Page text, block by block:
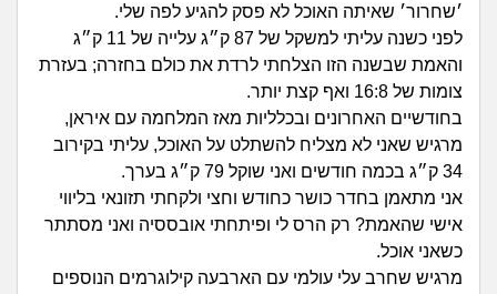
זוגיות
הורות ומשפחה
מתבגרים
מהבקו"ם... ועד מתי?!
חיפוש שאלות
׳שחרור׳ שאיתה האוכל לא פסק להגיע לפה שלי.
לפני כשנה עליתי למשקל של 87 ק״ג עלייה של 11 ק״ג
והאמת שבשנה הזו הצלחתי לרדת את כולם בחזרה; בעזרת
צומות של 16:8 ואף קצת יותר.
בחודשיים האחרונים ובכלליות מאז המלחמה עם איראן,
מרגיש שאני לא מצליח להשתלט על האוכל, עליתי בקירוב
34 ק״ג בכמה חודשים ואני שוקל 79 ק״ג בערך.
אני מתאמן בחדר כושר כחודש וחצי ולקחתי תזונאי בליווי
אישי שהאמת? רק הרס לי ופיתחתי אובססיה ואני מסתתר
כשאני אוכל.
מרגיש שחרב עלי עולמי עם הארבעה קילוגרמים הנוספים